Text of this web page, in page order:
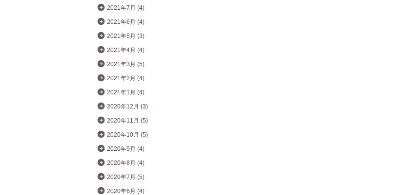
2021年7月 (4)
2021年6月 (4)
2021年5月 (3)
2021年4月 (4)
2021年3月 (5)
2021年2月 (4)
2021年1月 (4)
2020年12月 (3)
2020年11月 (5)
2020年10月 (5)
2020年9月 (4)
2020年8月 (4)
2020年7月 (5)
2020年6月 (4)